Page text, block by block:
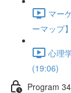
マー
ーマップ
心理
(19:06)
Program 34